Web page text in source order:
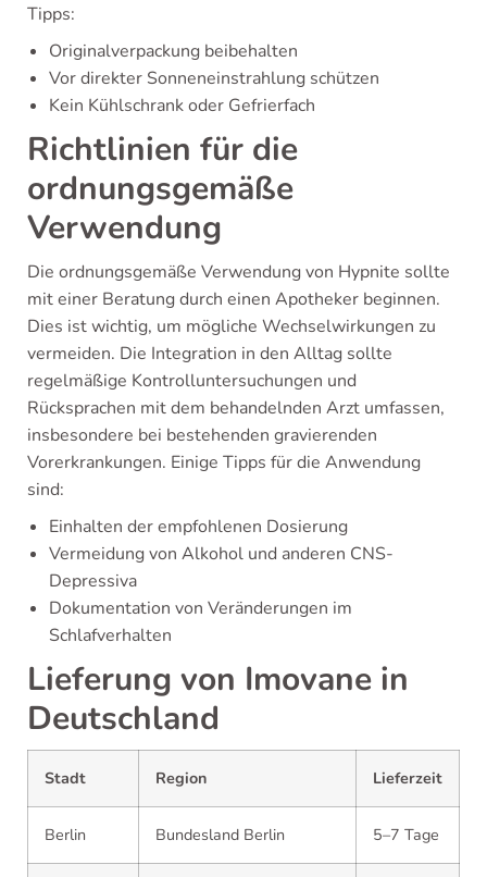
Tipps:
Originalverpackung beibehalten
Vor direkter Sonneneinstrahlung schützen
Kein Kühlschrank oder Gefrierfach
Richtlinien für die
ordnungsgemäße
Verwendung
Die ordnungsgemäße Verwendung von Hypnite sollte
mit einer Beratung durch einen Apotheker beginnen.
Dies ist wichtig, um mögliche Wechselwirkungen zu
vermeiden. Die Integration in den Alltag sollte
regelmäßige Kontrolluntersuchungen und
Rücksprachen mit dem behandelnden Arzt umfassen,
insbesondere bei bestehenden gravierenden
Vorerkrankungen. Einige Tipps für die Anwendung
sind:
Einhalten der empfohlenen Dosierung
Vermeidung von Alkohol und anderen CNS-
Depressiva
Dokumentation von Veränderungen im
Schlafverhalten
Lieferung von Imovane in
Deutschland
Stadt Region Lieferzeit
Berlin Bundesland Berlin 5–7 Tage